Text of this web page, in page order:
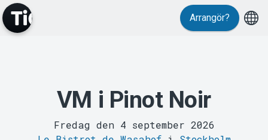
MyTickster
Arrangör?
VM i Pinot Noir
Fredag den 4 september 2026